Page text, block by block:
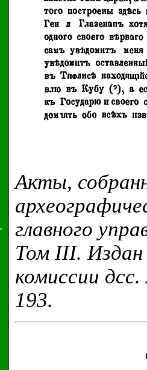
Акты,
главного
Том III. Издан
комиссии
193.